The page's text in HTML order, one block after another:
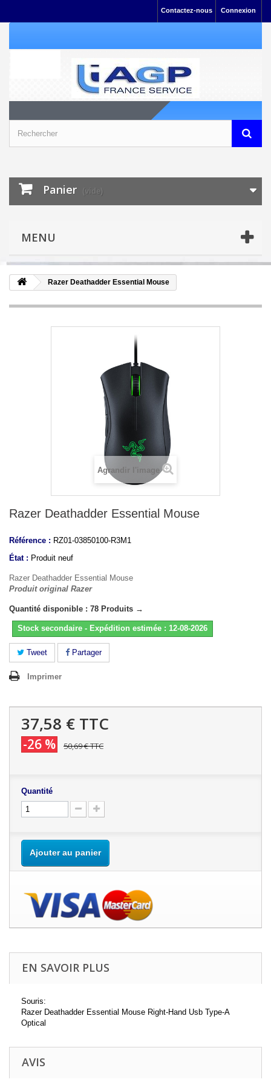
Connexion
Contactez-nous
Panier (vide)
MENU
Razer Deathadder Essential Mouse
Agrandir l'image
Razer Deathadder Essential Mouse
Référence : RZ01-03850100-R3M1
État : Produit neuf
Razer Deathadder Essential Mouse
Produit original Razer
Quantité disponible : 78 Produits →
Stock secondaire - Expédition estimée : 12-08-2026
Tweet Partager
Imprimer
37,58 € TTC
-26 % 50,69 €TTC
Quantité
Ajouter au panier
EN SAVOIR PLUS
Souris:
Razer Deathadder Essential Mouse Right-Hand Usb Type-A
Optical
AVIS